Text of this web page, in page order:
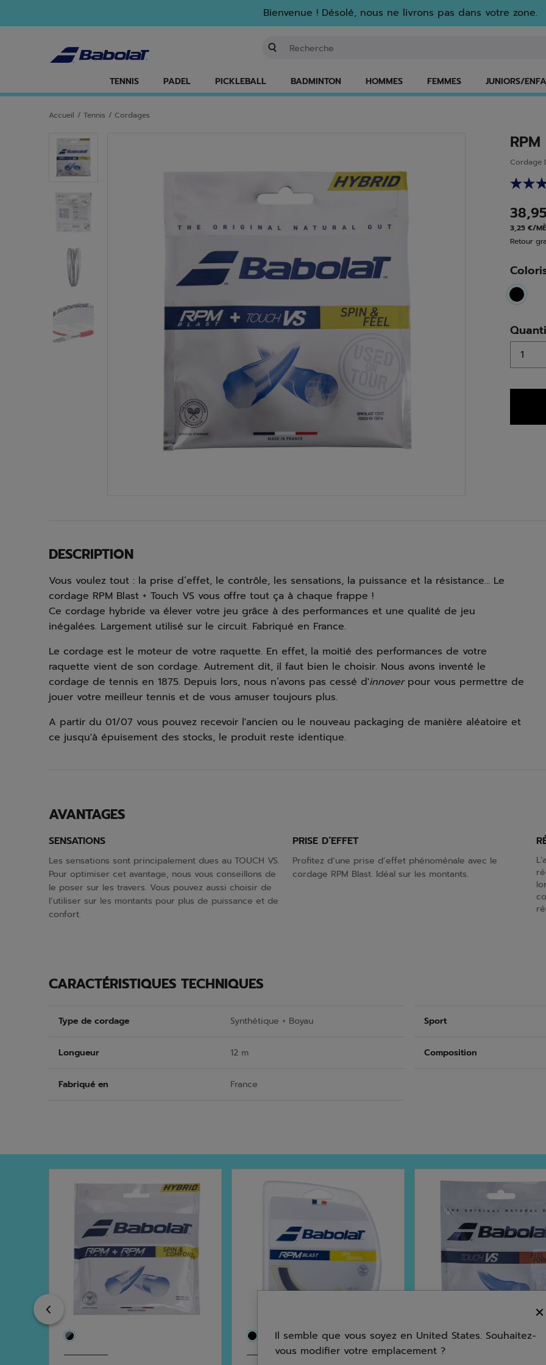
Bienvenue ! Désolé, nous ne livrons pas dans votre zone.
TENNIS PADEL PICKLEBALL BADMINTON HOMMES FEMMES JUNIORS/
Accueil / Tennis / Cordages
Cordage
3,25 €/
Retour
DESCRIPTION
Vous voulez tout : la prise d’effet, le contrôle, les sensations, la puissance et la résistance… Le
cordage RPM Blast + Touch VS vous offre tout ça à chaque frappe !
Ce cordage hybride va élever votre jeu grâce à des performances et une qualité de jeu
inégalées. Largement utilisé sur le circuit. Fabriqué en France.
Le cordage est le moteur de votre raquette. En effet, la moitié des performances de votre
raquette vient de son cordage. Autrement dit, il faut bien le choisir. Nous avons inventé le
cordage de tennis en 1875. Depuis lors, nous n’avons pas cessé d'innoverpour vous permettre de
jouer votre meilleur tennis et de vous amuser toujours plus.
A partir du 01/07 vous pouvez recevoir l'ancien ou le nouveau packaging de manière aléatoire et
ce jusqu'à épuisement des stocks, le produit reste identique.
AVANTAGES
SENSATIONS
Les sensations sont principalement dues au TOUCH VS.
Pour optimiser cet avantage, nous vous conseillons de
le poser sur les travers. Vous pouvez aussi choisir de
l’utiliser sur les montants pour plus de puissance et de
confort.
PRISE D’EFFET
Profitez d’une prise d’effet phénoménale avec le
cordage RPM Blast. Idéal sur les montants.
CARACTÉRISTIQUES TECHNIQUES
Type de cordage Synthétique + Boyau Sport
Longueur 12 m Composition
Fabriqué en France
Previous
Il semble que vous soyez en United States. Souhaitez-
vous modifier votre emplacement ?